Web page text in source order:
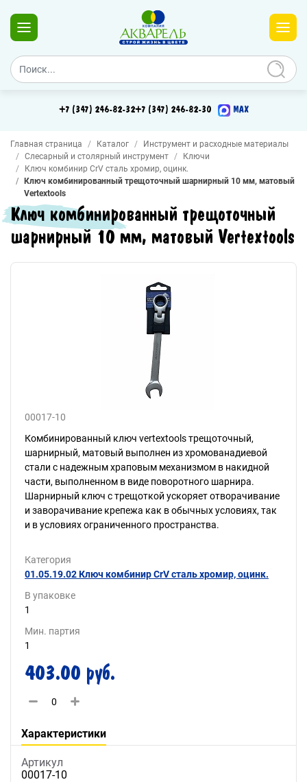
+7 (347) 246-82-32+7 (347) 246-82-30 MAX
Главная страница Каталог
Инструмент и расходные материалы
Слесарный и столярный инструмент
Ключи
Ключ комбинир CrV сталь хромир, оцинк.
Ключ комбинированный трещоточный шарнирный 10 мм, матовый
Vertextools
Ключ комбинированный трещоточный
шарнирный 10 мм, матовый Vertextools
00017-10
Комбинированный ключ vertextools трещоточный,
шарнирный, матовый выполнен из хромованадиевой
стали с надежным храповым механизмом в накидной
части, выполненном в виде поворотного шарнира.
Шарнирный ключ с трещоткой ускоряет отворачивание
и заворачивание крепежа как в обычных условиях, так
и в условиях ограниченного пространства.
Категория
01.05.19.02 Ключ комбинир CrV сталь хромир, оцинк.
В упаковке
1
Мин. партия
1
403.00 руб.
Характеристики
Артикул
00017-10